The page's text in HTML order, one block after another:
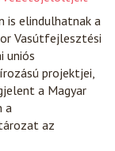
is elindulhatnak a
Vasútfejlesztési
uniós
projektjei,
a Magyar
a
az